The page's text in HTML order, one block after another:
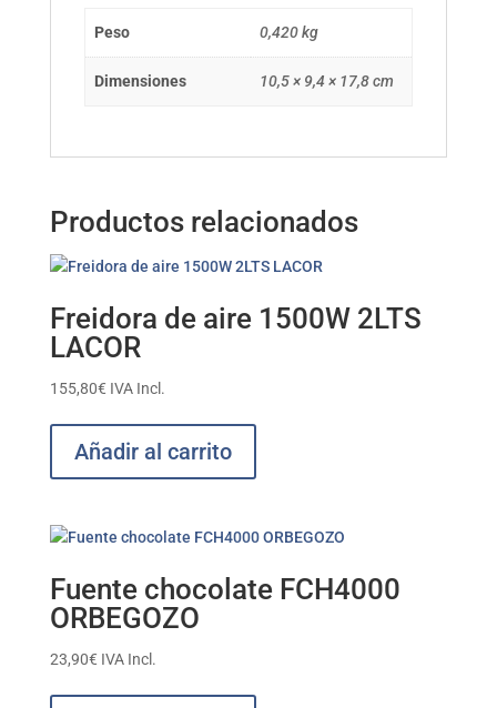
Peso 0,420 kg
Dimensiones 10,5 × 9,4 × 17,8 cm
Productos relacionados
Freidora de aire 1500W 2LTS
LACOR
155,80€ IVA Incl.
Añadir al carrito
Fuente chocolate FCH4000
ORBEGOZO
23,90€ IVA Incl.